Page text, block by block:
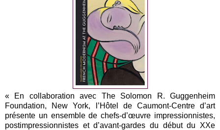
« En collaboration avec The Solomon R. Guggenheim
Foundation, New York, l’Hôtel de Caumont-Centre d’art
présente un ensemble de chefs-d’œuvre impressionnistes,
postimpressionnistes et d’avant-gardes du début du XXe